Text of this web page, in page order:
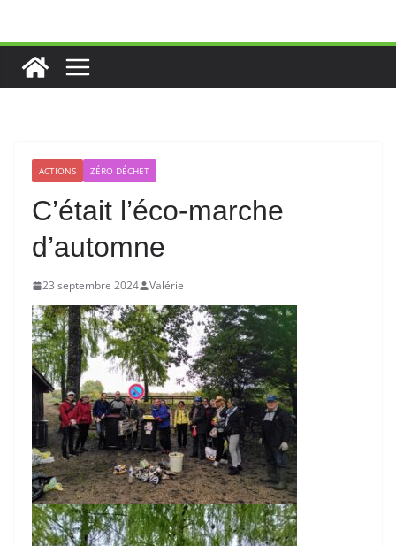
contenu
ACTIONS ZÉRO DÉCHET
C’était l’éco-marche
d’automne
23 septembre 2024 Valérie